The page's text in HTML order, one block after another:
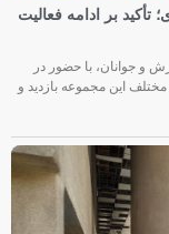
بر ادامه فعالیت
و جوانان، با حضور در
این مجموعه بازدید و